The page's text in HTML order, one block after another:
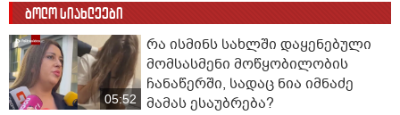
ბოლო სიახლეები
05:52
რა ისმინს სახლში დაყენებული
მომსასმენი მოწყობილობის
ჩანაწერში, სადაც ნია იმნაძე
მამას ესაუბრება?